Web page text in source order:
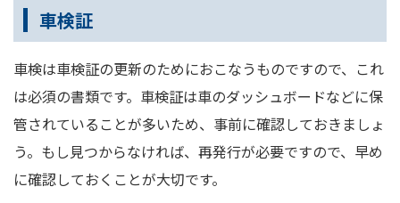
車検証
車検は車検証の更新のためにおこなうものですので、これ
は必須の書類です。車検証は車のダッシュボードなどに保
管されていることが多いため、事前に確認しておきましょ
う。もし見つからなければ、再発行が必要ですので、早め
に確認しておくことが大切です。